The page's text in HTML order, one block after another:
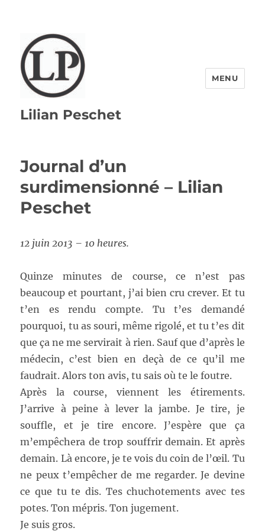
Lilian Peschet
MENU
Journal d’un
surdimensionné – Lilian
Peschet
12 juin 2013 – 10 heures.
Quinze minutes de course, ce n’est pas
beaucoup et pourtant, j’ai bien cru crever. Et tu
t’en es rendu compte. Tu t’es demandé
pourquoi, tu as souri, même rigolé, et tu t’es dit
que ça ne me servirait à rien. Sauf que d’après le
médecin, c’est bien en deçà de ce qu’il me
faudrait. Alors ton avis, tu sais où te le foutre.
Après la course, viennent les étirements.
J’arrive à peine à lever la jambe. Je tire, je
souffle, et je tire encore. J’espère que ça
m’empêchera de trop souffrir demain. Et après
demain. Là encore, je te vois du coin de l’œil. Tu
ne peux t’empêcher de me regarder. Je devine
ce que tu te dis. Tes chuchotements avec tes
potes. Ton mépris. Ton jugement.
Je suis gros.